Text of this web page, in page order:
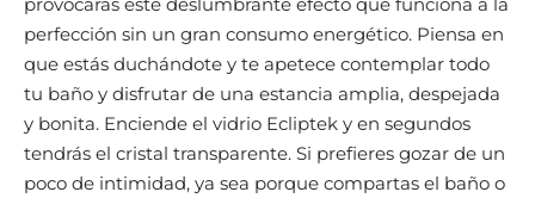
perfección sin un gran consumo energético. Piensa en
que estás duchándote y te apetece contemplar todo
tu baño y disfrutar de una estancia amplia, despejada
y bonita. Enciende el vidrio Ecliptek y en segundos
tendrás el cristal transparente. Si prefieres gozar de un
poco de intimidad, ya sea porque compartas el baño o